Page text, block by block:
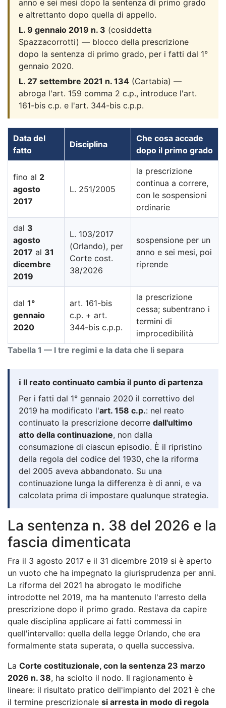
anno e sei mesi dopo la sentenza di primo grado
e altrettanto dopo quella di appello.
L. 9 gennaio 2019 n. 3 (cosiddetta
Spazzacorrotti) — blocco della prescrizione
dopo la sentenza di primo grado, per i fatti dal 1°
gennaio 2020.
L. 27 settembre 2021 n. 134 (Cartabia) —
abroga l'art. 159 comma 2 c.p., introduce l'art.
161-bis c.p. e l'art. 344-bis c.p.p.
Tabella 1 — I tre regimi e la data che li separa
Data del
fatto
Disciplina
Che cosa accade
dopo il primo grado
fino al 2
agosto
2017
L. 251/2005
la prescrizione
continua a correre,
con le sospensioni
ordinarie
dal 3
agosto
2017 al 31
dicembre
2019
L. 103/2017
(Orlando), per
Corte cost.
38/2026
sospensione per un
anno e sei mesi, poi
riprende
dal 1°
gennaio
2020
art. 161-bis
c.p. + art.
344-bis c.p.p.
la prescrizione
cessa; subentrano i
termini di
improcedibilità
ℹ️ Il reato continuato cambia il punto di partenza
Per i fatti dal 1° gennaio 2020 il correttivo del
2019 ha modificato l'art. 158 c.p.: nel reato
continuato la prescrizione decorre dall'ultimo
atto della continuazione, non dalla
consumazione di ciascun episodio. È il ripristino
della regola del codice del 1930, che la riforma
del 2005 aveva abbandonato. Su una
continuazione lunga la differenza è di anni, e va
calcolata prima di impostare qualunque strategia.
La sentenza n. 38 del 2026 e la
fascia dimenticata
Fra il 3 agosto 2017 e il 31 dicembre 2019 si è aperto
un vuoto che ha impegnato la giurisprudenza per anni.
La riforma del 2021 ha abrogato le modifiche
introdotte nel 2019, ma ha mantenuto l'arresto della
prescrizione dopo il primo grado. Restava da capire
quale disciplina applicare ai fatti commessi in
quell'intervallo: quella della legge Orlando, che era
formalmente stata superata, o quella successiva.
La Corte costituzionale, con la sentenza 23 marzo
2026 n. 38, ha sciolto il nodo. Il ragionamento è
lineare: il risultato pratico dell'impianto del 2021 è che
il termine prescrizionale si arresta in modo di regola